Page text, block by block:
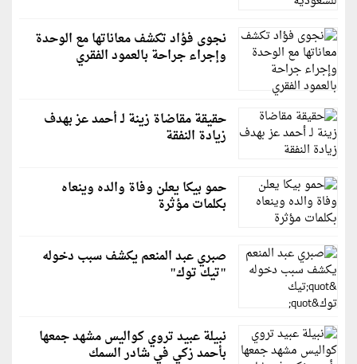
نجوى فؤاد تكشف معاناتها مع الوحدة
وإجراء جراحة بالعمود الفقري
حقيقة مقاضاة زينة لـ أحمد عز بهدف
زيادة النفقة
حمو بيكا يعلن وفاة والده وينعاه
بكلمات مؤثرة
صبري عبد المنعم يكشف سبب دخوله
"تيك توك"
نبيلة عبيد تروي كواليس مشهد جمعها
بأحمد زكي في شادر السمك